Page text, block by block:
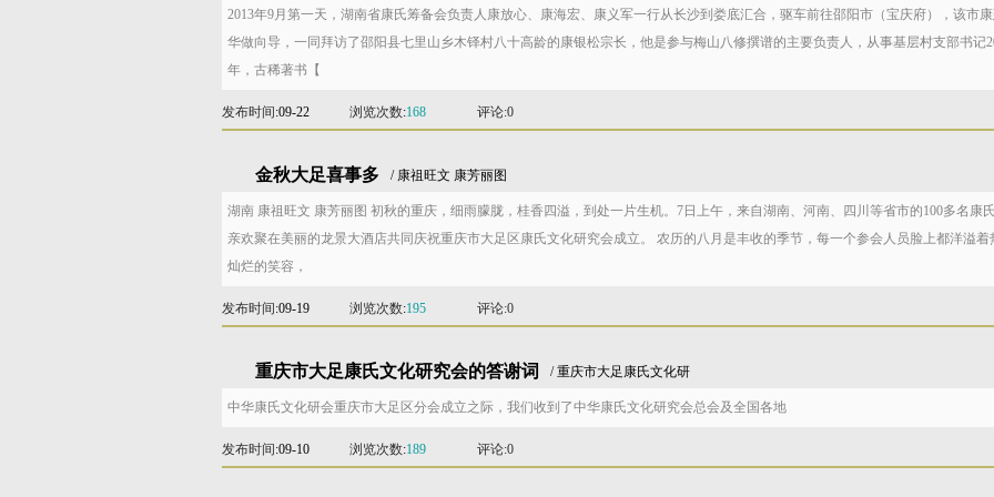
2013年9月第一天，湖南省康氏筹备会负责人康放心、康海宏、康义军一行从长沙到娄底汇合，驱车前往邵阳市（宝庆府），该市
华做向导，一同拜访了邵阳县七里山乡木铎村八十高龄的康银松宗长，他是参与梅山八修撰谱的主要负责人，从事基层村支部书记
年，古稀著书【
发布时间 :09-22 浏览次数:168 评论:0
金秋大足喜事多 / 康祖旺文 康芳丽图
湖南 康祖旺文 康芳丽图 初秋的重庆，细雨朦胧，桂香四溢，到处一片生机。7日上午，来自湖南、河南、四川等省市的100多名康
亲欢聚在美丽的龙景大酒店共同庆祝重庆市大足区康氏文化研究会成立。 农历的八月是丰收的季节，每一个参会人员脸上都洋溢着
灿烂的笑容，
发布时间 :09-19 浏览次数:195 评论:0
重庆市大足康氏文化研究会的答谢词 / 重庆市大足康氏文化研
中华康氏文化研会重庆市大足区分会成立之际，我们收到了中华康氏文化研究会总会及全国各地
发布时间 :09-10 浏览次数:189 评论:0